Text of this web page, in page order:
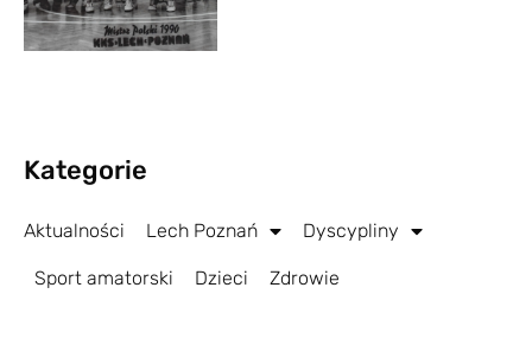
Kategorie
Aktualności Lech Poznań Dyscypliny
Sport amatorski Dzieci Zdrowie